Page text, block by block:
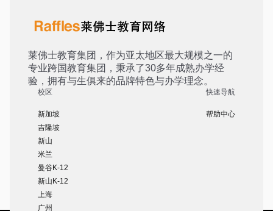
莱佛士教育集团，作为亚太地区最大规模之一的
专业跨国教育集团，秉承了30多年成熟办学经
验，拥有与生俱来的品牌特色与办学理念。
校区
新加坡
吉隆坡
新山
米兰
曼谷K-12
新山K-12
上海
广州
快速导航
帮助中心